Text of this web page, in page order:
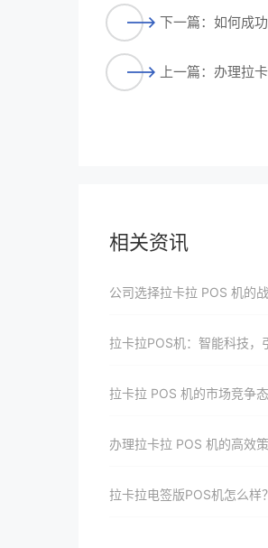
下一篇：如何成
上一篇：办理拉
相关资讯
公司选择拉卡拉 POS 机的
拉卡拉POS机：智能科技，
拉卡拉 POS 机的市场竞争
办理拉卡拉 POS 机的高效
拉卡拉电签版POS机怎么样？